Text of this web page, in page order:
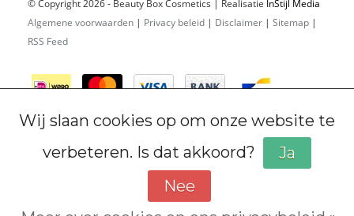
© Copyright 2026 - Beauty Box Cosmetics | Realisatie InStijl Media
Algemene voorwaarden | Privacy beleid | Disclaimer | Sitemap |
RSS Feed
Wij slaan cookies op om onze website te
verbeteren. Is dat akkoord?
Ja
Nee